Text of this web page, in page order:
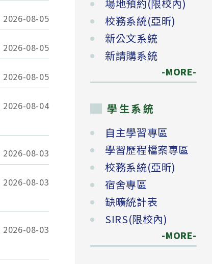
2026-08-05
2026-08-05
2026-08-05
2026-08-04
2026-08-03
2026-08-03
2026-08-03
場地預約(限校內)
校務系統(亞昕)
新公文系統
新請購系統
-MORE-
學生系統
自主學習專區
學習歷程檔案專區
校務系統(亞昕)
宿舍專區
缺曠統計表
SIRS(限校內)
-MORE-